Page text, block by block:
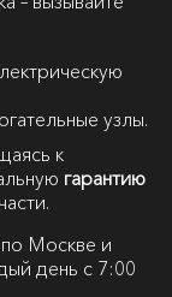
узлы.
к
гарантию
Москве и
день с 7:00